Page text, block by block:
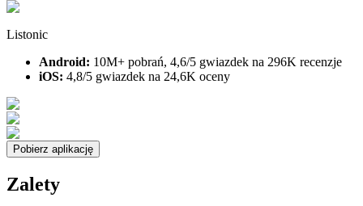
Listonic
Android: 10M+ pobrań, 4,6/5 gwiazdek na 296K recenzje
iOS: 4,8/5 gwiazdek na 24,6K oceny
Pobierz aplikację
Zalety